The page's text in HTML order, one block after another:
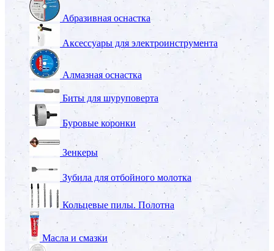
Абразивная оснастка
Аксессуары для электроинструмента
Алмазная оснастка
Биты для шуруповерта
Буровые коронки
Зенкеры
Зубила для отбойного молотка
Кольцевые пилы. Полотна
Масла и смазки